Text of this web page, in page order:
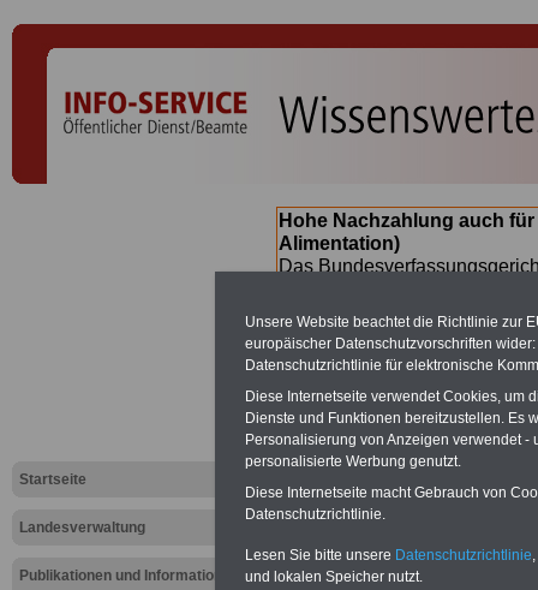
Startseite
Landesverwaltung
Publikationen und Informationen
Hohe Nachzahlung auch
Alimentation)
Das
Neuregelung der Besoldung
(Beamte &
Nachzahlungen
SERVICE gibt hierzu eine
dem Beschluss des
wird (wahrscheinlich im
Broschüre.
Unsere Website beachtet die Richtlinie zur
europäischer Datenschutzvorschriften
Datenschutzrichtlinie für elektronische
Diese Internetseite verwendet Cookies, um
Dienste und Funktionen bereitzustellen. Es
Personalisierung von Anzeigen verwendet
personalisierte Werbung genutzt.
Diese Internetseite macht Gebrauch von
Datenschutzrichtlinie.
Lesen Sie bitte unsere Datenschutzrichtlinie
und lokalen Speicher nutzt.